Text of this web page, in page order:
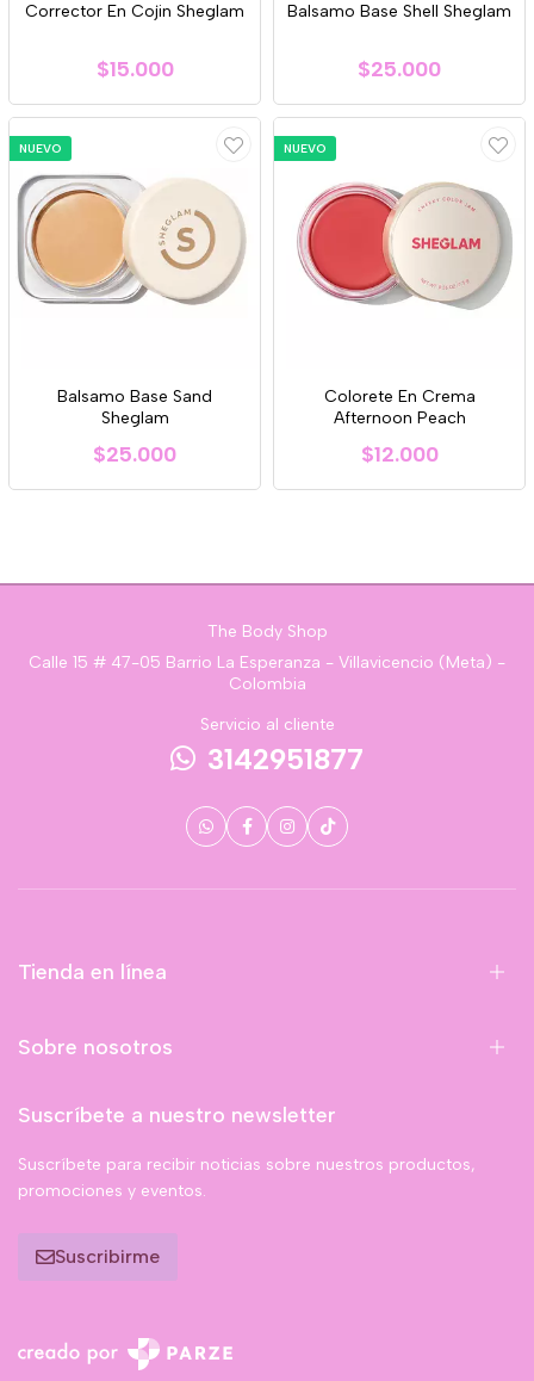
Corrector En Cojin Sheglam
$15.000
Balsamo Base Shell Sheglam
$25.000
NUEVO
Balsamo Base Sand
Sheglam
$25.000
NUEVO
Colorete En Crema
Afternoon Peach
$12.000
The Body Shop
Calle 15 # 47-05 Barrio La Esperanza - Villavicencio (Meta) -
Colombia
Servicio al cliente
3142951877
Tienda en línea
Sobre nosotros
Suscríbete a nuestro newsletter
Suscríbete para recibir noticias sobre nuestros productos,
promociones y eventos.
Suscribirme